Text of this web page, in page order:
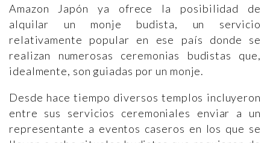
Amazon Japón ya ofrece la posibilidad de
alquilar un monje budista, un servicio
relativamente popular en ese país donde se
realizan numerosas ceremonias budistas que,
idealmente, son guiadas por un monje.
Desde hace tiempo diversos templos incluyeron
entre sus servicios ceremoniales enviar a un
representante a eventos caseros en los que se